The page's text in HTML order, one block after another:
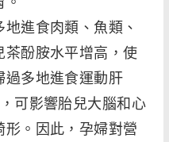
進食肉類、魚類、
酚胺水平增高，使
過多地進食運動肝
可影響胎兒大腦和心
。因此，孕婦對營